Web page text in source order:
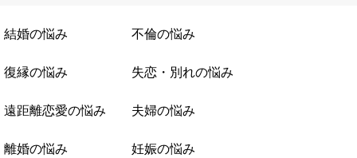
結婚の悩み 不倫の悩み
復縁の悩み 失恋・別れの悩み
遠距離恋愛の悩み 夫婦の悩み
離婚の悩み 妊娠の悩み